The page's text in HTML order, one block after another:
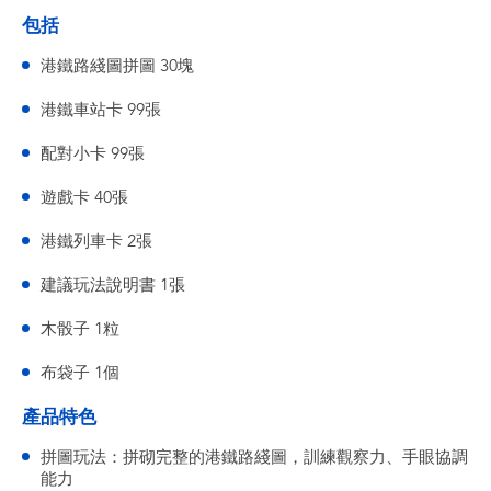
包括
港鐵路綫圖拼圖 30塊
港鐵車站卡 99張
配對小卡 99張
遊戲卡 40張
港鐵列車卡 2張
建議玩法說明書 1張
木骰子 1粒
布袋子 1個
產品特色
拼圖玩法：拼砌完整的港鐵路綫圖，訓練觀察力、手眼協調
能力